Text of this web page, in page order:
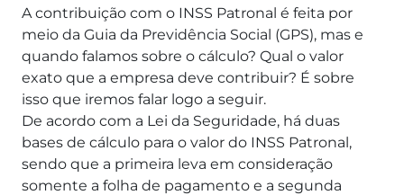
A contribuição com o INSS Patronal é feita por
meio da Guia da Previdência Social (GPS), mas e
quando falamos sobre o cálculo? Qual o valor
exato que a empresa deve contribuir? É sobre
isso que iremos falar logo a seguir.
De acordo com a Lei da Seguridade, há duas
bases de cálculo para o valor do INSS Patronal,
sendo que a primeira leva em consideração
somente a folha de pagamento e a segunda